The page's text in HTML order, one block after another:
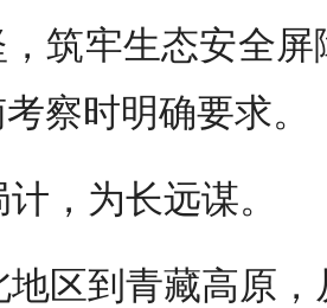
，筑牢生态安全
察时明确要求。
，为长远谋。
地区到青藏高原